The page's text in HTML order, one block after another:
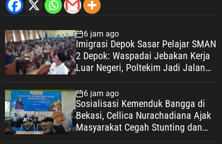
6 jam ago
Imigrasi Depok Sasar Pelajar SMAN
2 Depok: Waspadai Jebakan Kerja
Luar Negeri, Poltekim Jadi Jalan
6 jam ago
Sosialisasi Kemenduk Bangga di
Bekasi, Cellica Nurachadiana Ajak
Masyarakat Cegah Stunting dan